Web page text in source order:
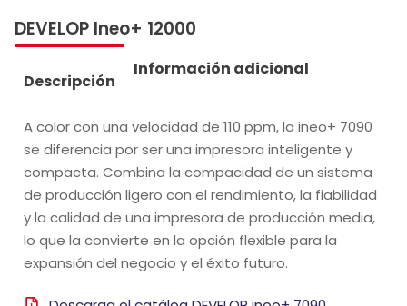
DEVELOP Ineo+ 12000
Descripción
Información adicional
A color con una velocidad de 110 ppm, la ineo+ 7090
se diferencia por ser una impresora inteligente y
compacta. Combina la compacidad de un sistema
de producción ligero con el rendimiento, la fiabilidad
y la calidad de una impresora de producción media,
lo que la convierte en la opción flexible para la
expansión del negocio y el éxito futuro.